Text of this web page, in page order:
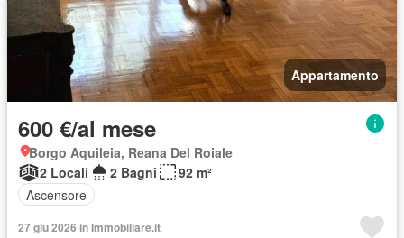
Appartamento
600 €/al mese
Borgo Aquileia, Reana Del Roiale
2 Locali
2 Bagni
92 m²
Ascensore
27 giu 2026 in Immobiliare.it